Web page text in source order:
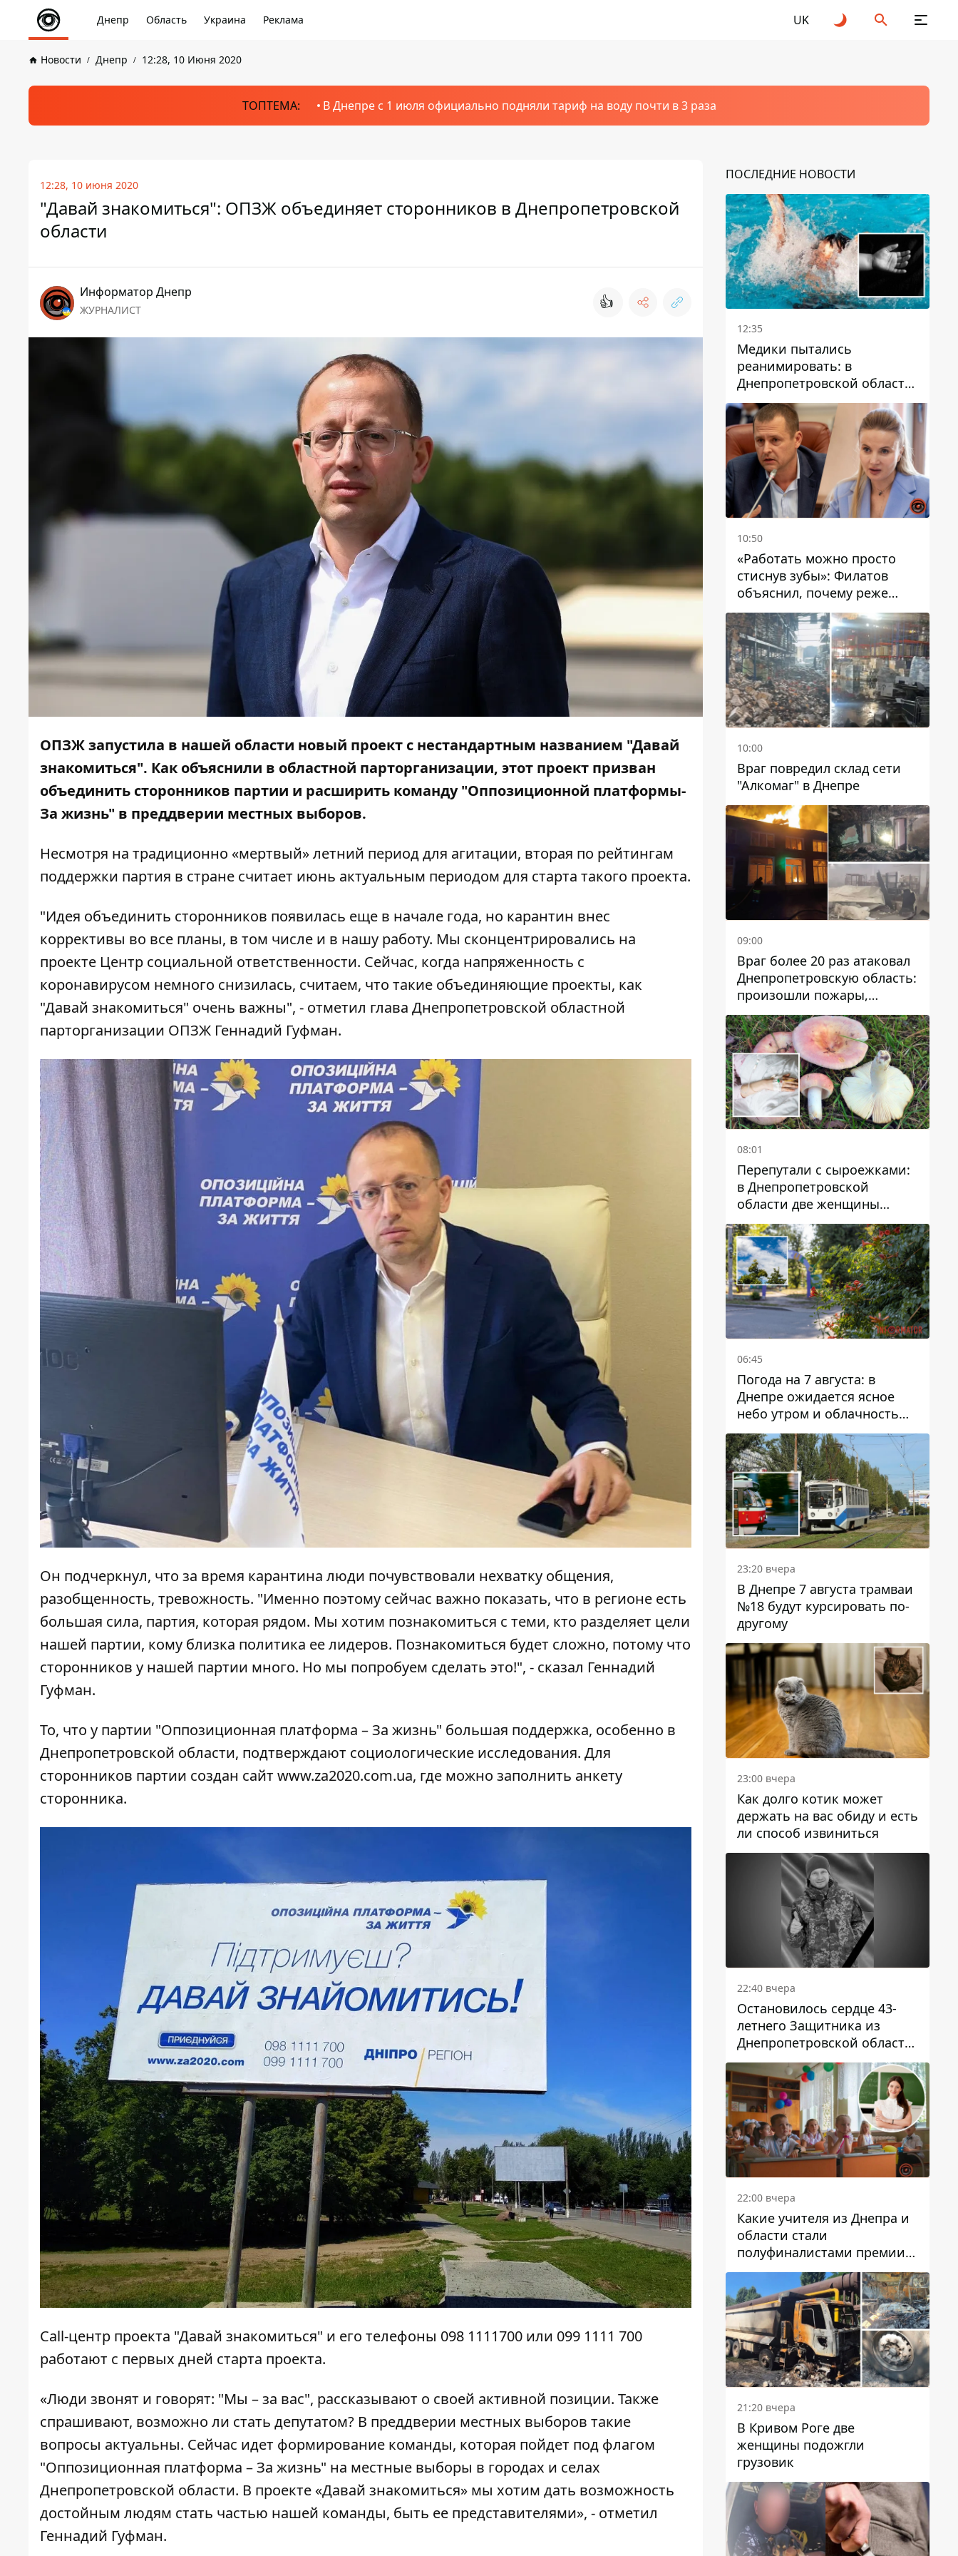
Днепр Область Украина Реклама UK
Новости Днепр 12:28, 10 Июня 2020
ТОПТЕМА: В Днепре с 1 июля официально подняли тариф на воду почти в 3 раза
12:28, 10 июня 2020
"Давай знакомиться": ОПЗЖ объединяет сторонников в Днепропетровской
области
Информатор Днепр
ЖУРНАЛИСТ 👍
ОПЗЖ запустила в нашей области новый проект с нестандартным названием "Давай
знакомиться". Как объяснили в областной парторганизации, этот проект призван
объединить сторонников партии и расширить команду "Оппозиционной платформы-
За жизнь" в преддверии местных выборов.
Несмотря на традиционно «мертвый» летний период для агитации, вторая по рейтингам
поддержки партия в стране считает июнь актуальным периодом для старта такого проекта.
"Идея объединить сторонников появилась еще в начале года, но карантин внес
коррективы во все планы, в том числе и в нашу работу. Мы сконцентрировались на
проекте Центр социальной ответственности. Сейчас, когда напряженность с
коронавирусом немного снизилась, считаем, что такие объединяющие проекты, как
"Давай знакомиться" очень важны", - отметил глава Днепропетровской областной
парторганизации ОПЗЖ Геннадий Гуфман.
Он подчеркнул, что за время карантина люди почувствовали нехватку общения,
разобщенность, тревожность. "Именно поэтому сейчас важно показать, что в регионе есть
большая сила, партия, которая рядом. Мы хотим познакомиться с теми, кто разделяет цели
нашей партии, кому близка политика ее лидеров. Познакомиться будет сложно, потому что
сторонников у нашей партии много. Но мы попробуем сделать это!", - сказал Геннадий
Гуфман.
То, что у партии "Оппозиционная платформа – За жизнь" большая поддержка, особенно в
Днепропетровской области, подтверждают социологические исследования. Для
сторонников партии создан сайт www.za2020.com.ua, где можно заполнить анкету
сторонника.
Call-центр проекта "Давай знакомиться" и его телефоны 098 1111700 или 099 1111 700
работают с первых дней старта проекта.
«Люди звонят и говорят: "Мы – за вас", рассказывают о своей активной позиции. Также
спрашивают, возможно ли стать депутатом? В преддверии местных выборов такие
вопросы актуальны. Сейчас идет формирование команды, которая пойдет под флагом
"Оппозиционная платформа – За жизнь" на местные выборы в городах и селах
Днепропетровской области. В проекте «Давай знакомиться» мы хотим дать возможность
достойным людям стать частью нашей команды, быть ее представителями», - отметил
Геннадий Гуфман.
ПОСЛЕДНИЕ НОВОСТИ
12:35
Медики пытались
реанимировать: в
Днепропетровской области
двухлетний мальчик утонул
в бассейне
10:50
«Работать можно просто
стиснув зубы»: Филатов
объяснил, почему реже
пишет в соцсетях и
раскритиковал медийность
чиновников
10:00
Враг повредил склад сети
"Алкомаг" в Днепре
09:00
Враг более 20 раз атаковал
Днепропетровскую область:
произошли пожары,
повреждены дома,
инфраструктура и авто
08:01
Перепутали с сыроежками:
в Днепропетровской
области две женщины
отравились грибами
06:45
Погода на 7 августа: в
Днепре ожидается ясное
небо утром и облачность
после обеда
23:20 вчера
В Днепре 7 августа трамваи
№18 будут курсировать по-
другому
23:00 вчера
Как долго котик может
держать на вас обиду и есть
ли способ извиниться
22:40 вчера
Остановилось сердце 43-
летнего Защитника из
Днепропетровской области
Евгения Зинченко
22:00 вчера
Какие учителя из Днепра и
области стали
полуфиналистами премии
Global Teacher Prize Ukraine
2026
21:20 вчера
В Кривом Роге две
женщины подожгли
грузовик